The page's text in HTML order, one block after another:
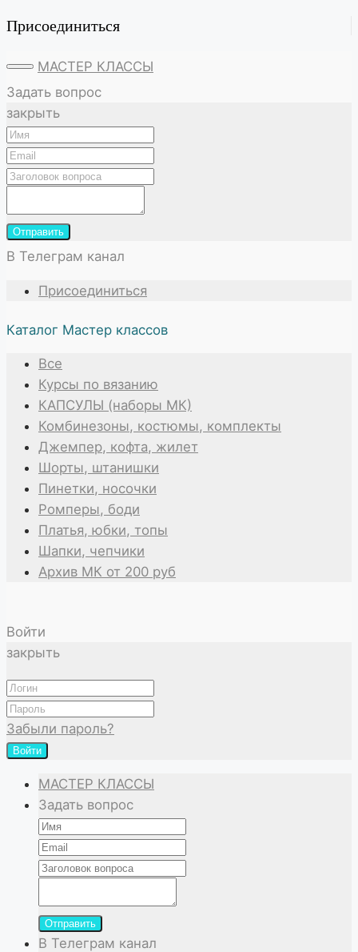
Присоединиться
МАСТЕР КЛАССЫ
Задать вопрос
закрыть
Отправить
В Телеграм канал
Присоединиться
Каталог Мастер классов
Все
Курсы по вязанию
КАПСУЛЫ (наборы МК)
Комбинезоны, костюмы, комплекты
Джемпер, кофта, жилет
Шорты, штанишки
Пинетки, носочки
Ромперы, боди
Платья, юбки, топы
Шапки, чепчики
Архив МК от 200 руб
Войти
закрыть
Забыли пароль?
Войти
МАСТЕР КЛАССЫ
Задать вопрос
Отправить
В Телеграм канал